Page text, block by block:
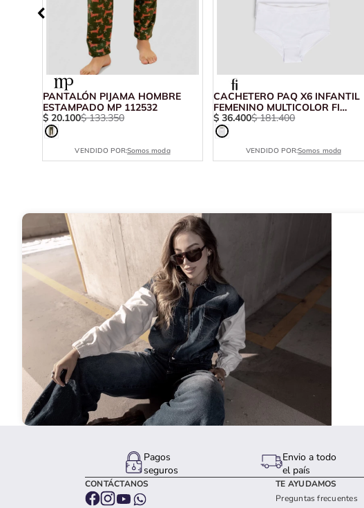
PANTALÓN PIJAMA HOMBRE
ESTAMPADO MP 112532
$ 20.100$ 133.350
VENDIDO POR:Somos moda
CACHETERO PAQ X6 INFANTIL
FEMENINO MULTICOLOR FI
105944
$ 36.400$ 181.400
VENDIDO POR:Somos moda
Pagos
seguros
Envio a todo
el país
CONTÁCTANOS
TE AYUDAMOS
Preguntas frecuentes